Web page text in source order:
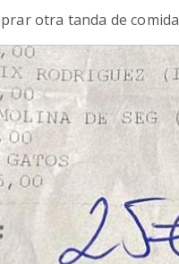
otra tanda de comida